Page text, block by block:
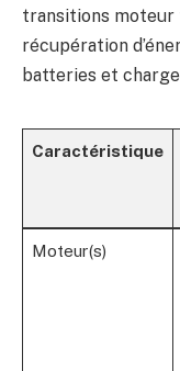
transitions
récupération
batteries et
Caractéristique
Moteur(s)